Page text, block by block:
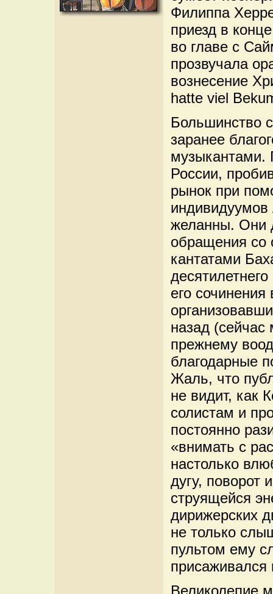
Филиппа
приезд в
во главе с
прозвучала
вознесение
hatte viel
Большинство
заранее
музыкантами.
России,
рынок при
индивидуумов
желанны. Они
обращения со
кантатами
его
назад (сейчас
прежнему
благодарные
Жаль, что
не видит, как
солистам и
постоянно
«внимать с
настолько
дугу, поворот
струящейся
дирижерских
не только
пультом ему
присаживался
Великолепие